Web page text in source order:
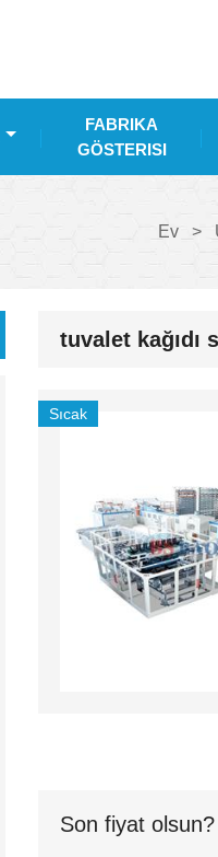
FABRIKA
GÖSTERISI
Ev >
tuvalet kağıdı
Sıcak
Son fiyat